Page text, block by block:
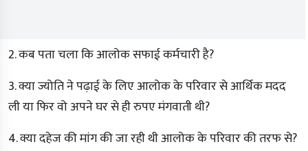
2. कब पता चला कि आलोक सफाई कर्मचारी है?
3. क्या ज्योति ने पढ़ाई के लिए आलोक के परिवार से आर्थिक मदद
ली या फिर वो अपने घर से ही रुपए मंगवाती थी?
4. क्या दहेज की मांग की जा रही थी आलोक के परिवार की तरफ से?